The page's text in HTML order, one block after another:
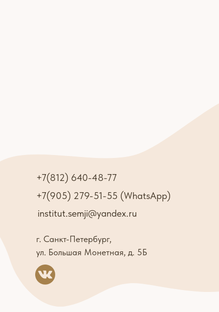
г. Санкт-Петербург,
ул. Большая Монетная, д. 5Б
+7(812) 640-48-77
+7(905) 279-51-55 (WhatsApp)
institut.semji@yandex.ru